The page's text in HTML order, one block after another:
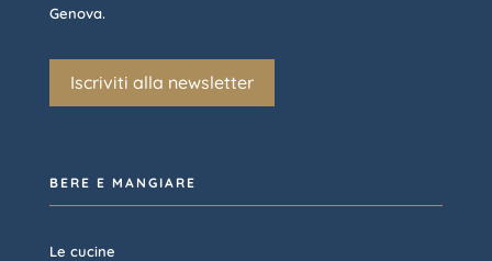
Genova.
Iscriviti alla newsletter
BERE E MANGIARE
Le cucine